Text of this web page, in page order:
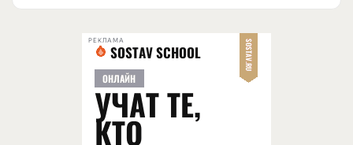
РЕКЛАМА